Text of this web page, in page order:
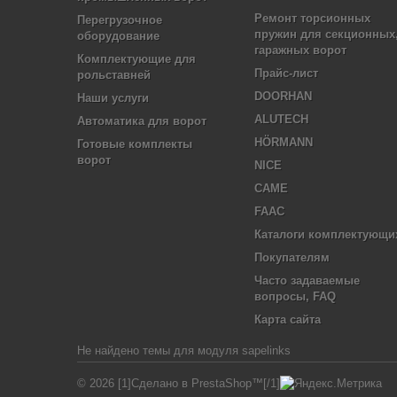
Перегрузочное
оборудование
Комплектующие для
рольставней
Наши услуги
Автоматика для ворот
Готовые комплекты
ворот
Ремонт торсионных
пружин для
гаражных ворот
Прайс-лист
DOORHAN
ALUTECH
HÖRMANN
NICE
CAME
FAAC
Каталоги
Покупателям
Часто задаваемые
вопросы, FAQ
Карта сайта
© 2026 [1]Сделано в PrestaShop™[/1]
Не найдено темы для модуля sapelinks